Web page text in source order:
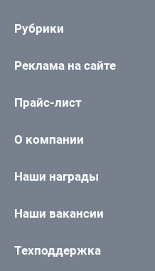
Рубрики
Реклама на сайте
Прайс-лист
О компании
Наши награды
Наши вакансии
Техподдержка